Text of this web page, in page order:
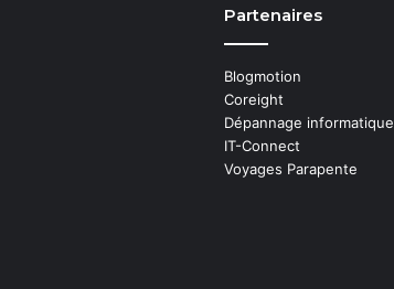
Partenaires
Blogmotion
Coreight
Dépannage informatique
IT-Connect
Voyages Parapente